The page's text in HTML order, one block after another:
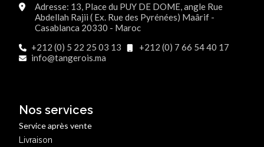
Adresse: 13, Place du PUY DE DOME, angle Rue
Abdellah Rajii ( Ex. Rue des Pyrénées) Maârif -
Casablanca 20330 - Maroc
+212 (0) 5 22 25 03 13
+212 (0) 7 66 54 40 17
info@tangerois.ma
Nos services
Service après vente
Livraison